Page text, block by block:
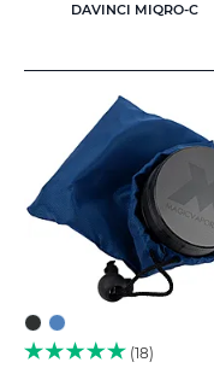
DAVINCI MIQRO-C
18